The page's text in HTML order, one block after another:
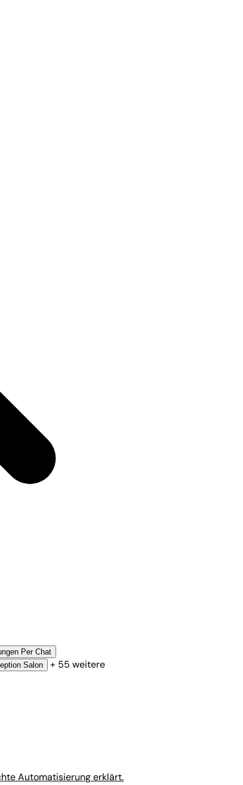
Per Chat
Salon
+ 55 weitere
Automatisierung erklärt.